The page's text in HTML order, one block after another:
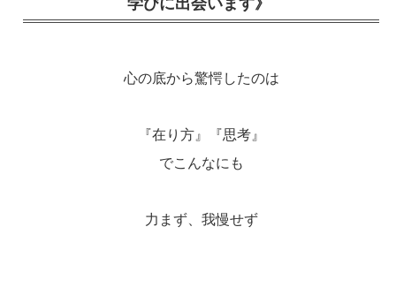
心の底から驚愕したのは
『在り方』『思考』
でこんなにも
力まず、我慢せず